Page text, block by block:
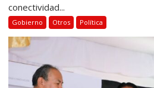
conectividad...
Gobierno Otros Política